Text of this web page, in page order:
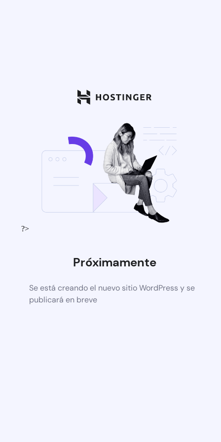
?>
Próximamente
Se está creando el nuevo sitio WordPress y se
publicará en breve